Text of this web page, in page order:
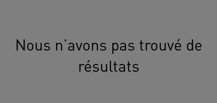
Nous n’avons pas trouvé de
résultats